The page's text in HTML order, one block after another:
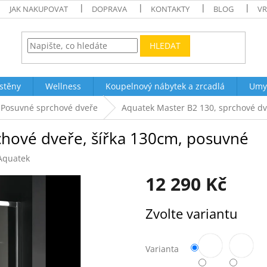
JAK NAKUPOVAT DOPRAVA KONTAKTY BLOG
HLEDAT
Wellness Koupelnový nábytek a zrcadlá
Posuvné sprchové dveře Aquatek Master B2 130, sprchové
dveře, šířka 130cm, posuvné
12 290 Kč
cena:
Zvolte variantu
Varianta